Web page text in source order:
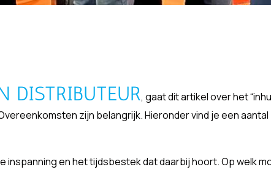
DISTRIBUTEUR, gaat dit artikel over het
zijn belangrijk. Hieronder vind je een aantal
inspanning en het tijdsbestek dat daarbij hoort. Op welk